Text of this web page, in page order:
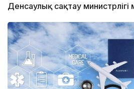
Денсаулық сақтау министрлігі